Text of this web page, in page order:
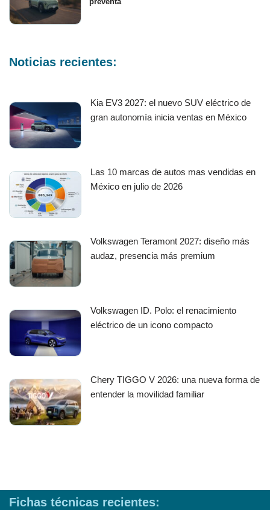
Noticias recientes:
Kia EV3 2027: el nuevo SUV eléctrico de
gran autonomía inicia ventas en México
Las 10 marcas de autos mas vendidas en
México en julio de 2026
Volkswagen Teramont 2027: diseño más
audaz, presencia más premium
Volkswagen ID. Polo: el renacimiento
eléctrico de un icono compacto
Chery TIGGO V 2026: una nueva forma de
entender la movilidad familiar
Fichas técnicas recientes: